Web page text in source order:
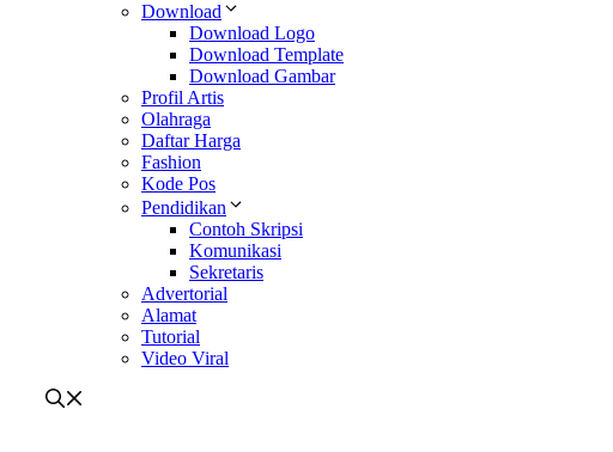
Download
Download Logo
Download Template
Download Gambar
Profil Artis
Olahraga
Daftar Harga
Fashion
Kode Pos
Pendidikan
Contoh Skripsi
Komunikasi
Sekretaris
Advertorial
Alamat
Tutorial
Video Viral